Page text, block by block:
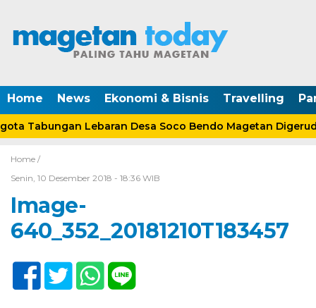
Home News Ekonomi & Bisnis Travelling
Tabungan Lebaran Desa Soco Bendo Magetan
Home /
Senin, 10 Desember 2018 - 18:36 WIB
Image-
640_352_20181210T183457